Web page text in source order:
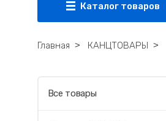
Каталог товаров
Главная ˃ КАНЦТОВАРЫ ˃
Все товары